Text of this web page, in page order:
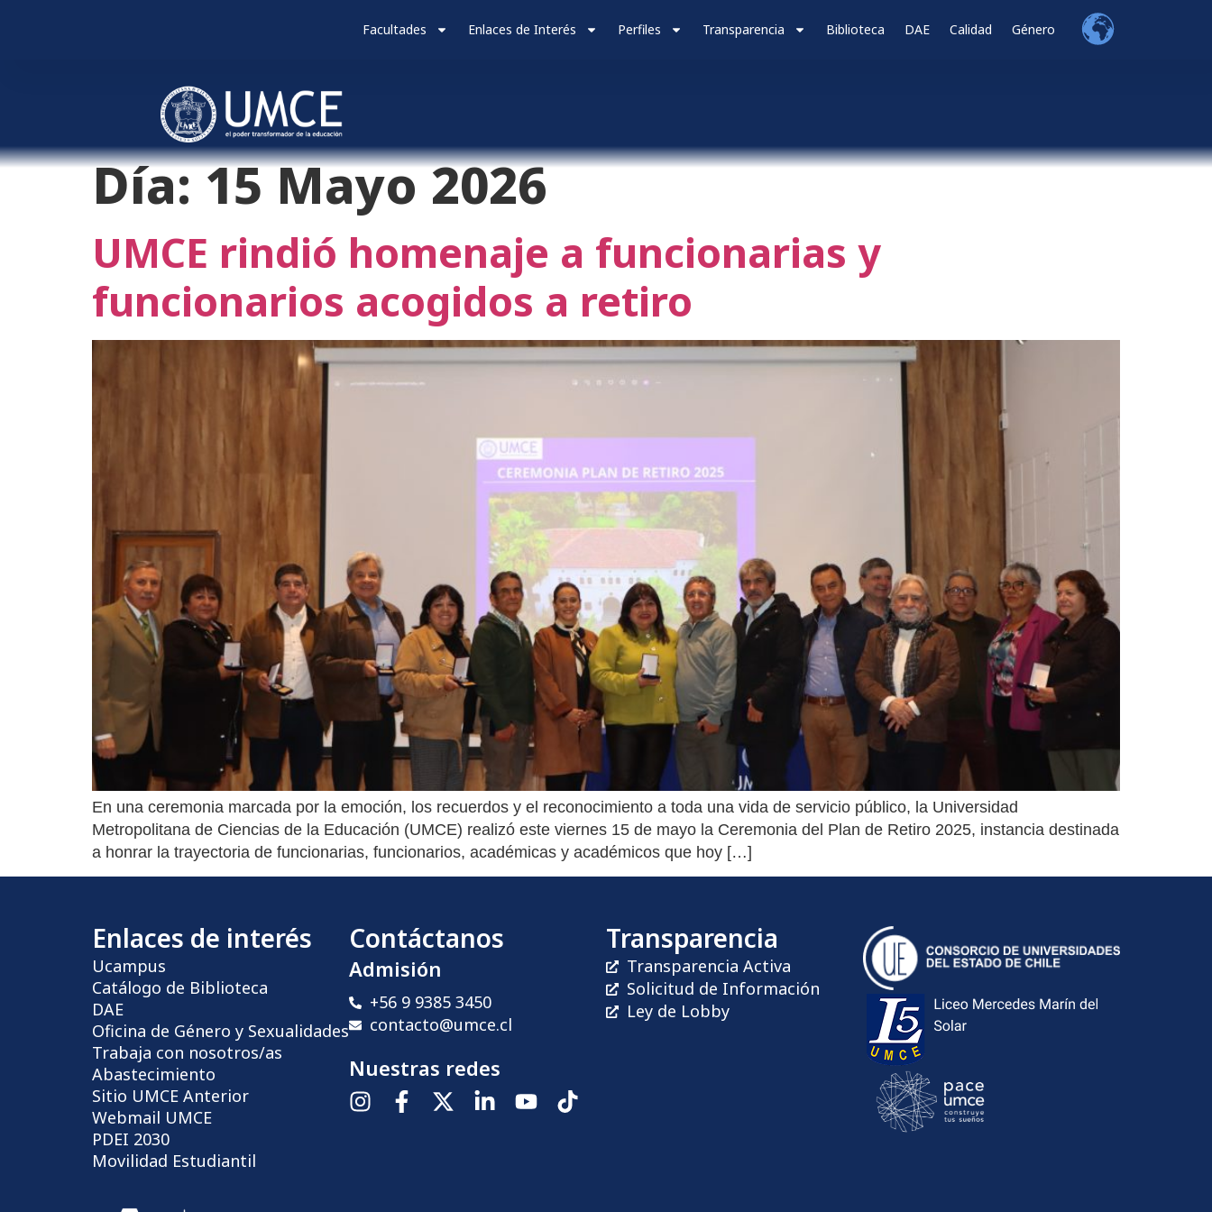
Facultades Enlaces de Interés Perfiles Transparencia Biblioteca DAE Calidad Género
Día:15 Mayo 2026
UMCE rindió homenaje a funcionarias y
funcionarios acogidos a retiro
En una ceremonia marcada por la emoción, los recuerdos y el reconocimiento a toda una vida de servicio público, la Universidad
Metropolitana de Ciencias de la Educación (UMCE) realizó este viernes 15 de mayo la Ceremonia del Plan de Retiro 2025, instancia destinada
a honrar la trayectoria de funcionarias, funcionarios, académicas y académicos que hoy […]
Enlaces de interés
Ucampus
Catálogo de Biblioteca
DAE
Oficina de Género y Sexualidades
Trabaja con nosotros/as
Abastecimiento
Sitio UMCE Anterior
Webmail UMCE
PDEI 2030
Movilidad Estudiantil
Contáctanos
Admisión
+56 9 9385 3450
contacto@umce.cl
Nuestras redes
Transparencia
Transparencia Activa
Solicitud de Información
Ley de Lobby